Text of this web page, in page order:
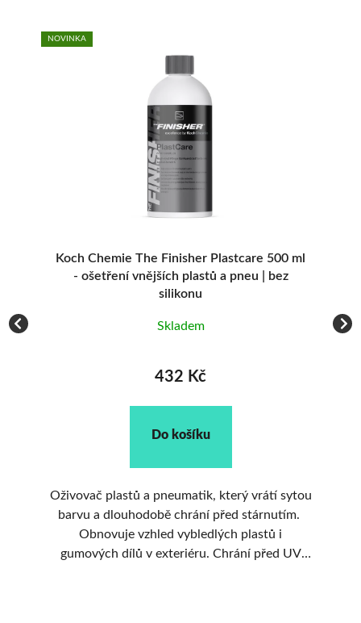
NOVINKA
Koch Chemie The Finisher Plastcare 500 ml
- ošetření vnějších plastů a pneu | bez
silikonu
Skladem
432 Kč
Do košíku
Oživovač plastů a pneumatik, který vrátí sytou
barvu a dlouhodobě chrání před stárnutím.
Obnovuje vzhled vybledlých plastů i
gumových dílů v exteriéru. Chrání před UV